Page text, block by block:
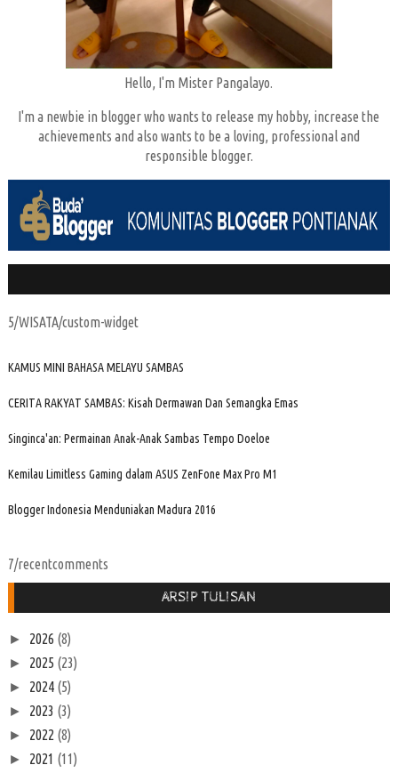
Hello, I'm Mister Pangalayo.
I'm a newbie in blogger who wants to release my hobby, increase the
achievements and also wants to be a loving, professional and
responsible blogger.
5/WISATA/custom-widget
KAMUS MINI BAHASA MELAYU SAMBAS
CERITA RAKYAT SAMBAS: Kisah Dermawan Dan Semangka Emas
Singinca'an: Permainan Anak-Anak Sambas Tempo Doeloe
Kemilau Limitless Gaming dalam ASUS ZenFone Max Pro M1
Blogger Indonesia Menduniakan Madura 2016
7/recentcomments
ARSIP TULISAN
► 2026 (8)
► 2025 (23)
► 2024 (5)
► 2023 (3)
► 2022 (8)
► 2021 (11)